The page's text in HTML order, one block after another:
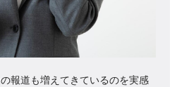
報道も増えてきているのを実感